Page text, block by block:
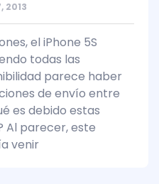
2013
el iPhone 5S
todas las
parece haber
de envío entre
es debido estas
Al parecer, este
venir